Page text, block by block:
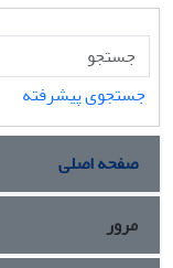
جستجوی پیشرفته
صفحه اصلی
مرور